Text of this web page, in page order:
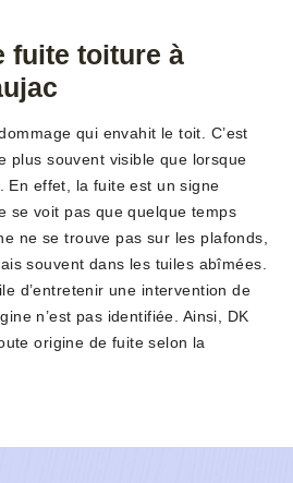
fuite toiture à
qui envahit le toit. C’est
plus souvent visible que lorsque
En effet, la fuite est un signe
se voit pas que quelque temps
ne se trouve pas sur les plafonds,
souvent dans les tuiles abîmées.
d’entretenir une intervention de
n’est pas identifiée. Ainsi, DK
origine de fuite selon la